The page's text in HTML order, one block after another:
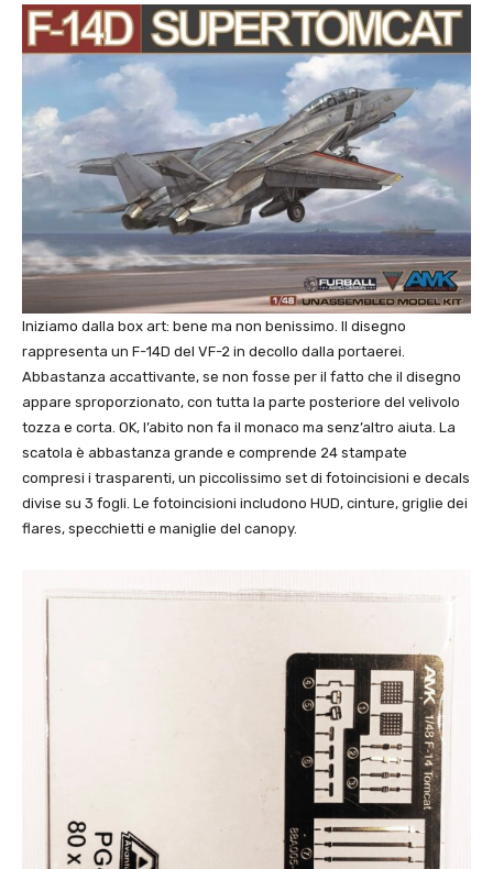
Iniziamo dalla box art: bene ma non benissimo. Il disegno
rappresenta un F-14D del VF-2 in decollo dalla portaerei.
Abbastanza accattivante, se non fosse per il fatto che il disegno
appare sproporzionato, con tutta la parte posteriore del velivolo
tozza e corta. OK, l’abito non fa il monaco ma senz’altro aiuta. La
scatola è abbastanza grande e comprende 24 stampate
compresi i trasparenti, un piccolissimo set di fotoincisioni e decals
divise su 3 fogli. Le fotoincisioni includono HUD, cinture, griglie dei
flares, specchietti e maniglie del canopy.